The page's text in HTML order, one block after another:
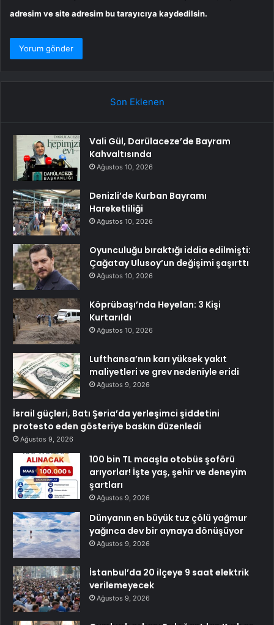
adresim ve site adresim bu tarayıcıya kaydedilsin.
Son Eklenen
Vali Gül, Darülaceze’de Bayram
Kahvaltısında
Ağustos 10, 2026
Denizli’de Kurban Bayramı
Hareketliliği
Ağustos 10, 2026
Oyunculuğu bıraktığı iddia edilmişti:
Çağatay Ulusoy’un değişimi şaşırttı
Ağustos 10, 2026
Köprübaşı’nda Heyelan: 3 Kişi
Kurtarıldı
Ağustos 10, 2026
Lufthansa’nın karı yüksek yakıt
maliyetleri ve grev nedeniyle eridi
Ağustos 9, 2026
İsrail güçleri, Batı Şeria’da yerleşimci şiddetini
protesto eden gösteriye baskın düzenledi
Ağustos 9, 2026
100 bin TL maaşla otobüs şoförü
arıyorlar! İşte yaş, şehir ve deneyim
şartları
Ağustos 9, 2026
Dünyanın en büyük tuz çölü yağmur
yağınca dev bir aynaya dönüşüyor
Ağustos 9, 2026
İstanbul’da 20 ilçeye 9 saat elektrik
verilemeyecek
Ağustos 9, 2026